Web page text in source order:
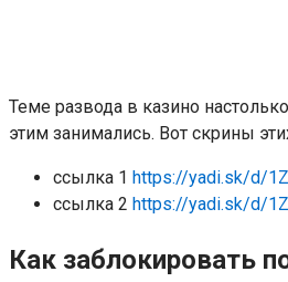
Теме развода в казино
этим занимались. Вот скрины
ссылка 1 https://yadi.sk/d/
ссылка 2 https://yadi.sk/d/
Как заблокировать